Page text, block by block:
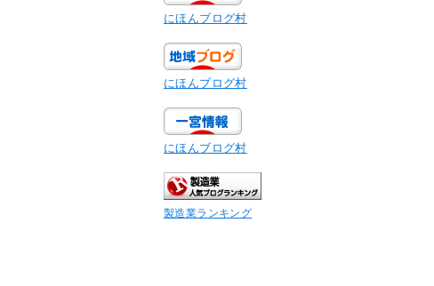
にほんブログ村
にほんブログ村
にほんブログ村
製造業ランキング